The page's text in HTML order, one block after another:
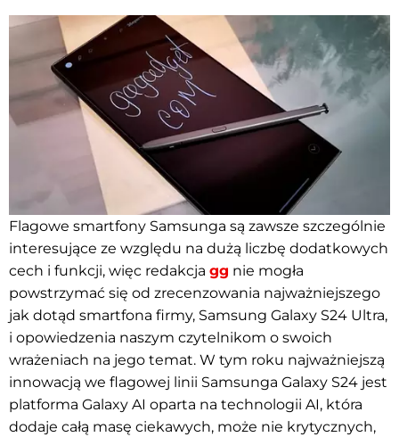
Flagowe smartfony Samsunga są zawsze szczególnie
interesujące ze względu na dużą liczbę dodatkowych
cech i funkcji, więc redakcja gg nie mogła
powstrzymać się od zrecenzowania najważniejszego
jak dotąd smartfona firmy, Samsung Galaxy S24 Ultra,
i opowiedzenia naszym czytelnikom o swoich
wrażeniach na jego temat. W tym roku najważniejszą
innowacją we flagowej linii Samsunga Galaxy S24 jest
platforma Galaxy AI oparta na technologii AI, która
dodaje całą masę ciekawych, może nie krytycznych,